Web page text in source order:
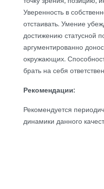
Уверенность в
отстаивать. Умение
достижению статусной
аргументированно
окружающих.
брать на себя
Рекомендации:
Рекомендуется
динамики данного